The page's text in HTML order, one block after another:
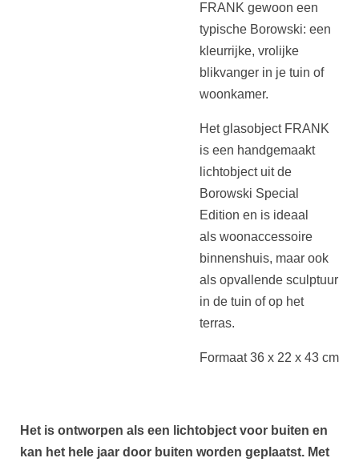
FRANK gewoon een
typische Borowski: een
kleurrijke, vrolijke
blikvanger in je tuin of
woonkamer.
Het glasobject FRANK
is een handgemaakt
lichtobjectuit de
Borowski Special
Edition en is ideaal
als woonaccessoire
binnenshuis, maar ook
als opvallende sculptuur
in de tuin of op het
terras.
Formaat 36 x 22 x 43 cm
Het is ontworpen als een lichtobject voor buiten en
kan het hele jaar door buiten worden geplaatst. Met